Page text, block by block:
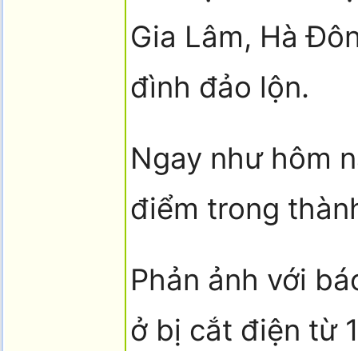
Gia Lâm, Hà
đình đảo lộn.
Ngay như hôm
điểm trong
Phản ảnh với
ở bị cắt điện từ